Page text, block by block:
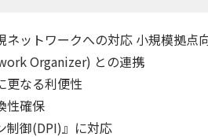
ネットワークへの対応 小規模拠点
Organizer) との連携
更なる利便性
性確保
制御(DPI)』に対応